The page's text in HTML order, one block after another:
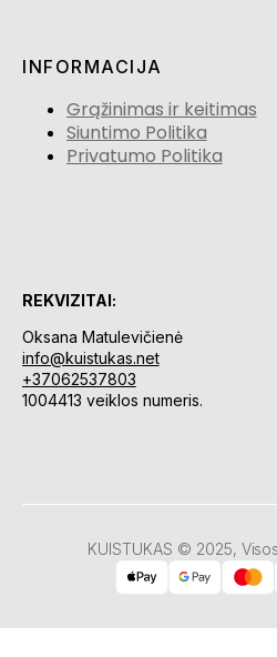
INFORMACIJA
Grąžinimas ir keitimas
Siuntimo Politika
Privatumo Politika
REKVIZITAI:
Oksana Matulevičienė
info@kuistukas.net
+37062537803
1004413 veiklos numeris.
KUISTUKAS © 2025,